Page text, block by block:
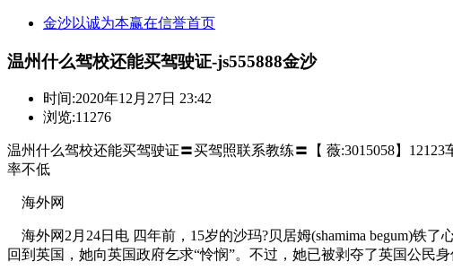
金沙以诚为本赢在信誉首页
温州什么驾校还能买驾驶证-js555888金沙
时间:2020年12月27日 23:42
浏览:11276
温州什么驾校还能买驾驶证〓买驾照联系教练〓【 薇:3015058】
率不低
海外网
海外网2月24日电 四年前，15岁的沙玛?贝居姆(shamima begum)铁
回到英国，她向英国政府乞求“怜悯”。不过，她已被剥夺了英国公民